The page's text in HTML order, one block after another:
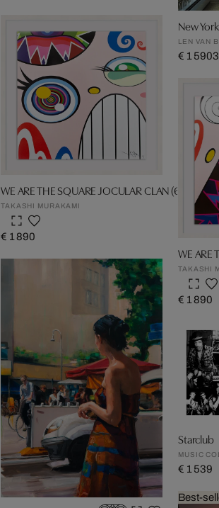
WE ARE THE SQUARE JOCULAR CLAN (6)
TAKASHI MURAKAMI
€ 1 890
New York
LEN VAN
€ 1 590
WE ARE
TAKASHI
€ 1 890
Starclub
MUSIC
€ 1 539
Best-